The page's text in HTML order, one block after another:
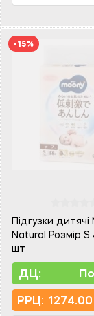
-15%
Підгузки дитячі
Natural Розмір S
шт
ДЦ:
PPЦ: 1274.00